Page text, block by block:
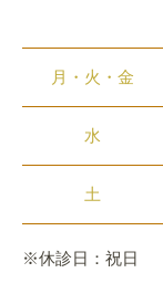
月・火・金
水
土
※休診日：祝日